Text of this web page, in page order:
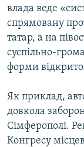
КТАТ
ДОЛУЧАЙСЯ!
Усі сайти RFE/
влада веде
спрямовану
татар, а на
суспільно-
форми
Як приклад,
довкола
Сімферополі.
Конгресу